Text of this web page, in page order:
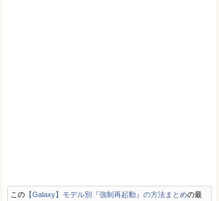
この 【Galaxy】モデル別『強制再起動』の方法まとめの最